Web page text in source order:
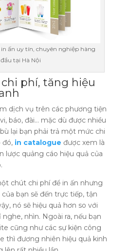
ấn uy tín, chuyên nghiệp hàng
đầu tại Hà Nội
phí, tăng hiệu
dịch vụ trên các phương tiện
báo, đài… mặc dù được nhiều
lại bạn phải trả một mức chi
in catalogue được xem là
lược quảng cáo hiệu quả của
chút chi phí để in ấn nhưng
bạn sẽ đến trực tiếp, tận
nó sẽ hiệu quả hơn so với
nhìn. Ngoài ra, nếu bạn
cũng như các sự kiện công
thì đương nhiên hiệu quả kinh